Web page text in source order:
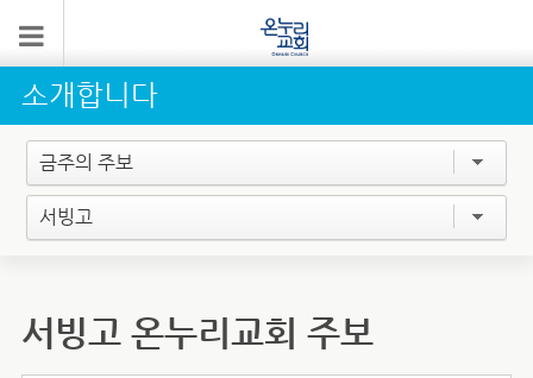
소개합니다
금주의 주보
서빙고
서빙고 온누리교회 주보